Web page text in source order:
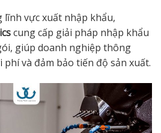
vực xuất nhập khẩu,
cung cấp giải pháp nhập khẩu
giúp doanh nghiệp thông
và đảm bảo tiến độ sản xuất.